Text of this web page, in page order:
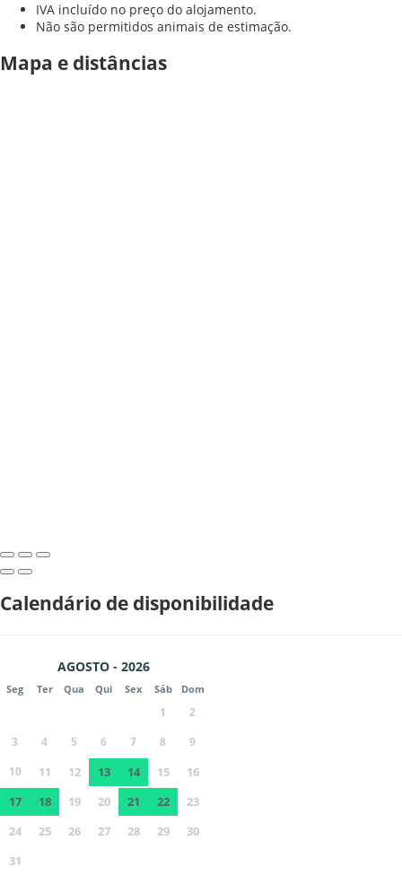
IVA incluído no preço do alojamento.
Não são permitidos animais de estimação.
Mapa e distâncias
Calendário de disponibilidade
AGOSTO - 2026
Seg Ter Qua Qui Sex Sáb Dom
1
2
3
4 5 6 7 8
9
10
11 12 13 14 15
16
17
18 19 20 21 22
23
24
25 26 27 28 29
30
31